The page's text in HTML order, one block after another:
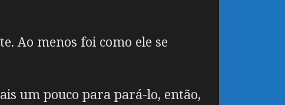
Ao menos foi como ele se
um pouco para pará-lo, então,